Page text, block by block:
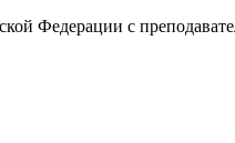
Федерации с